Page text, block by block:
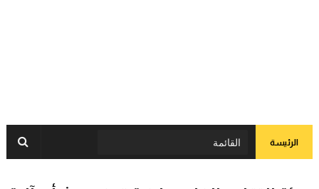
الرئيسة